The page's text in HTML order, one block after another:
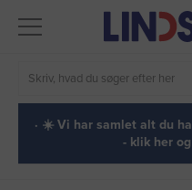
· ☀️ Vi har samlet alt du
- klik her